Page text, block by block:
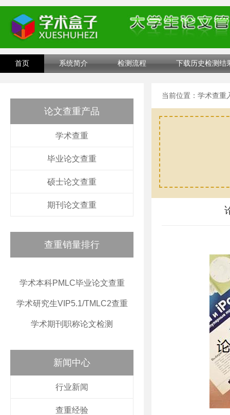
首页 系统简介 检测流程 下载历史检测结
论文查重产品
学术查重
毕业论文查重
硕士论文查重
期刊论文查重
查重销量排行
学术本科PMLC毕业论文查重
学术研究生VIP5.1/TMLC2查重
学术期刊职称论文检测
新闻中心
行业新闻
查重经验
当前位置： 学术查重